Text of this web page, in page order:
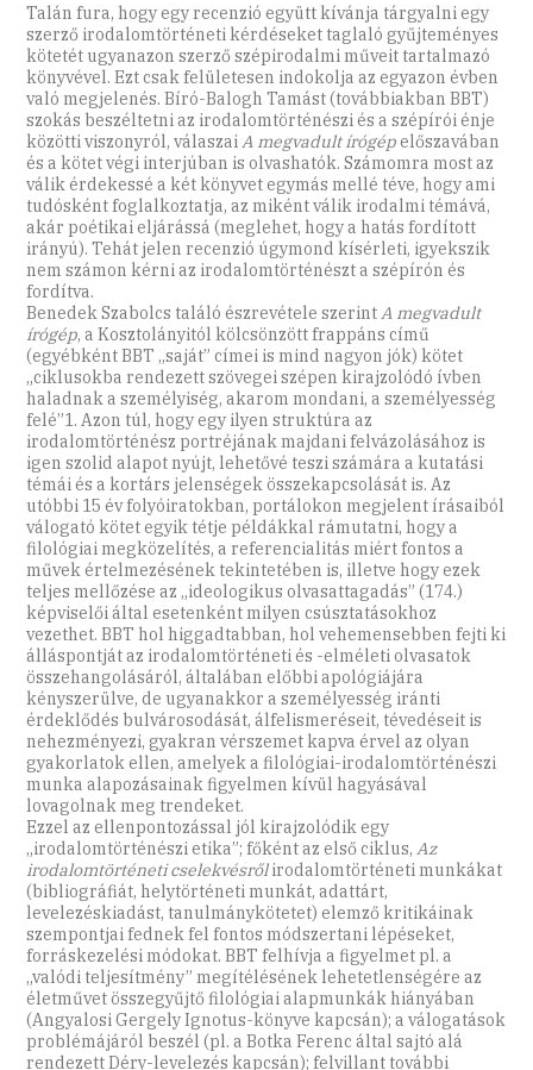
Talán fura, hogy egy recenzió együtt kívánja tárgyalni egy
szerző irodalomtörténeti kérdéseket taglaló gyűjteményes
kötetét ugyanazon szerző szépirodalmi műveit tartalmazó
könyvével. Ezt csak felületesen indokolja az egyazon évben
való megjelenés. Bíró-Balogh Tamást (továbbiakban BBT)
szokás beszéltetni az irodalomtörténészi és a szépírói énje
közötti viszonyról, válaszaiA megvadult írógép előszavában
és a kötet végi interjúban is olvashatók. Számomra most az
válik érdekessé a két könyvet egymás mellé téve, hogy ami
tudósként foglalkoztatja, az miként válik irodalmi témává,
akár poétikai eljárássá (meglehet, hogy a hatás fordított
irányú). Tehát jelen recenzió úgymond kísérleti, igyekszik
nem számon kérni az irodalomtörténészt a szépírón és
fordítva.
Benedek Szabolcs találó észrevétele szerintA megvadult
írógép, a Kosztolányitól kölcsönzött frappáns című
(egyébként BBT „saját” címei is mind nagyon jók) kötet
„ciklusokba rendezett szövegei szépen kirajzolódó ívben
haladnak a személyiség, akarom mondani, a személyesség
felé”1. Azon túl, hogy egy ilyen struktúra az
irodalomtörténész portréjának majdani felvázolásához is
igen szolid alapot nyújt, lehetővé teszi számára a kutatási
témái és a kortárs jelenségek összekapcsolását is. Az
utóbbi 15 év folyóiratokban, portálokon megjelent írásaiból
válogató kötet egyik tétje példákkal rámutatni, hogy a
filológiai megközelítés, a referencialitás miért fontos a
művek értelmezésének tekintetében is, illetve hogy ezek
teljes mellőzése az „ideologikus olvasattagadás” (174.)
képviselői által esetenként milyen csúsztatásokhoz
vezethet. BBT hol higgadtabban, hol vehemensebben fejti ki
álláspontját az irodalomtörténeti és -elméleti olvasatok
összehangolásáról, általában előbbi apológiájára
kényszerülve, de ugyanakkor a személyesség iránti
érdeklődés bulvárosodását, álfelismeréseit, tévedéseit is
nehezményezi, gyakran vérszemet kapva érvel az olyan
gyakorlatok ellen, amelyek a filológiai-irodalomtörténészi
munka alapozásainak figyelmen kívül hagyásával
lovagolnak meg trendeket.
Ezzel az ellenpontozással jól kirajzolódik egy
„irodalomtörténészi etika”; főként az első ciklus,Az
irodalomtörténeti cselekvésrőlirodalomtörténeti munkákat
(bibliográfiát, helytörténeti munkát, adattárt,
levelezéskiadást, tanulmánykötetet) elemző kritikáinak
szempontjai fednek fel fontos módszertani lépéseket,
forráskezelési módokat. BBT felhívja a figyelmet pl. a
„valódi teljesítmény” megítélésének lehetetlenségére az
életművet összegyűjtő filológiai alapmunkák hiányában
(Angyalosi Gergely Ignotus-könyve kapcsán); a válogatások
problémájáról beszél (pl. a Botka Ferenc által sajtó alá
rendezett Déry-levelezés kapcsán); felvillant további